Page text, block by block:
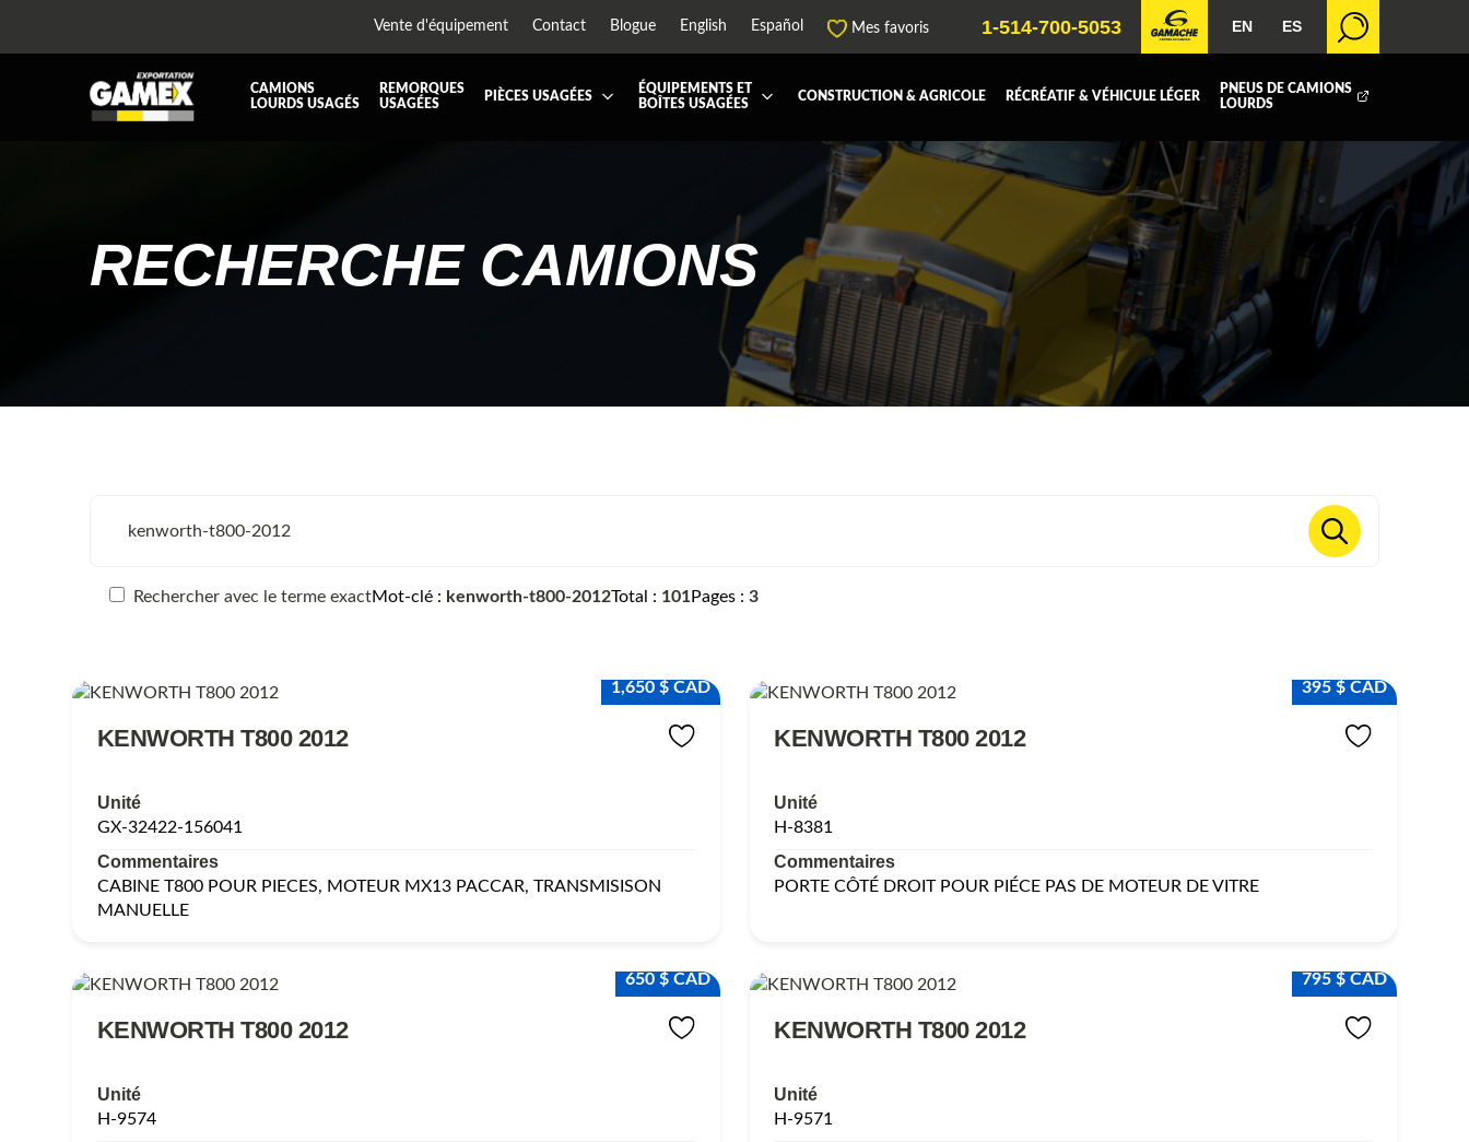
Vente d'équipement Contact Blogue English Español Mes favoris 1-514-700-5053 EN ES
CAMIONS
LOURDS USAGÉS
REMORQUES
USAGÉES
PIÈCES USAGÉES
BOITE DE TRANSFERT
CAPOT ET PIÈCES
HIAB-AND-BOOM
KIT HYDRAULIQUE MOTEURS ET PIÈCES DE MOTEURS PARE-CHOC
RADIATEUR ET PIÈCES DE RADIATEURS
SYSTÈME POST-TRAITEMENT (DEF/DPF)
TUYAU D'ÉCHAPPEMENT
ÉQUIPEMENTS ET
BOÎTES USAGÉES
BOITE DOMPEUSE BOITE FERMÉE
MACHINERIE ET AGRICOLE REMORQUAGE
CONSTRUCTION & AGRICOLE RÉCRÉATIF & VÉHICULE LÉGER
PNEUS DE CAMIONS
LOURDS
RECHERCHE CAMIONS
Rechercher avec le terme exactMot-clé kenworth-t800-2012Total 101Pages 3
1,650 $ CAD
KENWORTH T800 2012
Unité
GX-32422-156041
Commentaires
CABINE T800 POUR PIECES, MOTEUR MX13 PACCAR, TRANSMISISON
MANUELLE
395 $ CAD
KENWORTH T800 2012
Unité
H-8381
Commentaires
PORTE CÔTÉ DROIT POUR PIÉCE PAS DE MOTEUR DE VITRE
650 $ CAD
KENWORTH T800 2012
Unité
H-9574
795 $ CAD
KENWORTH T800 2012
Unité
H-9571